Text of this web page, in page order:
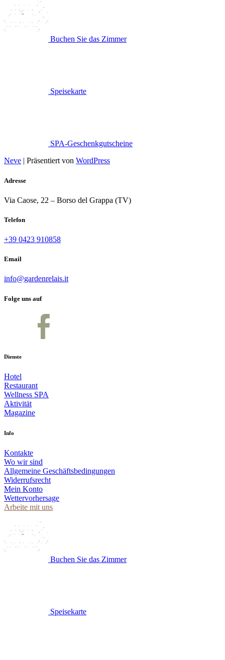
Buchen Sie das Zimmer
Speisekarte
SPA-Geschenkgutscheine
Neve | Präsentiert von WordPress
Adresse
Via Caose, 22 – Borso del Grappa (TV)
Telefon
+39 0423 910858
Email
info@gardenrelais.it
Folge uns auf
Dienste
Hotel
Restaurant
Wellness SPA
Aktivität
Magazine
Info
Kontakte
Wo wir sind
Allgemeine Geschäftsbedingungen
Widerrufsrecht
Mein Konto
Wettervorhersage
Arbeite mit uns
Buchen Sie das Zimmer
Speisekarte